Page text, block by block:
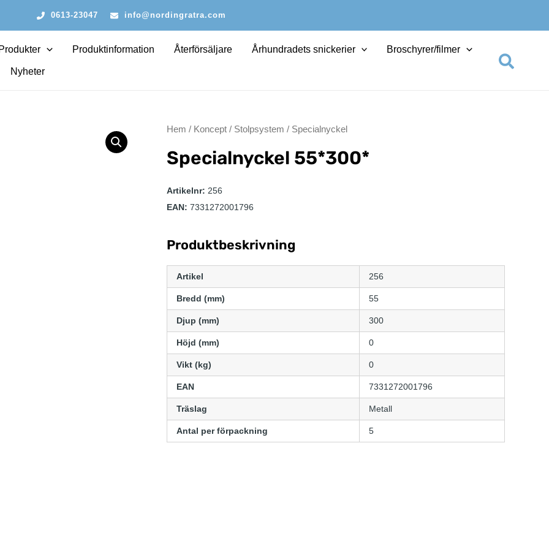
0613-23047 info@nordingratra.com
Produkter Produktinformation Återförsäljare Århundradets snickerier Broschyrer/filmer
Nyheter
Sök
Hem / Koncept / Stolpsystem / Specialnyckel
Specialnyckel 55*300*
Artikelnr: 256
EAN: 7331272001796
Produktbeskrivning
Artikel 256
Bredd (mm) 55
Djup (mm) 300
Höjd (mm) 0
Vikt (kg) 0
EAN 7331272001796
Träslag Metall
Antal per förpackning 5